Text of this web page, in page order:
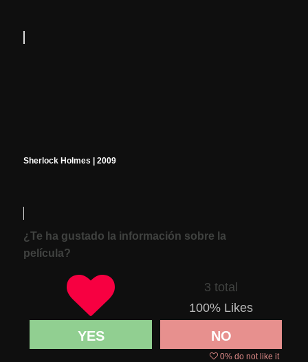
Sherlock Holmes | 2009
¿Te ha gustado la información sobre la
película?
3 total
100% Likes
YES NO
0% do not like it